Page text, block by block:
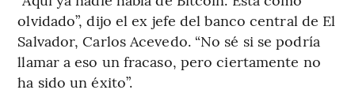
olvidado”, dijo el ex jefe del banco central de El
Salvador, Carlos Acevedo. “No sé si se podría
llamar a eso un fracaso, pero ciertamente no
ha sido un éxito”.